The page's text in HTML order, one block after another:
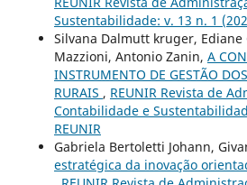
Sustentabilidade: v. 13 n. 1
Silvana Dalmutt kruger, Ediane
Mazzioni, Antonio Zanin, A
INSTRUMENTO DE GESTÃO
RURAIS , REUNIR Revista de
Contabilidade e
REUNIR
Gabriela Bertoletti Johann,
estratégica da inovação